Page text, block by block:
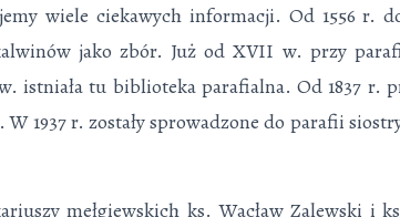
wiele ciekawych informacji. Od 1556 r.
jako zbór. Już od XVII w. przy
istniała tu biblioteka parafialna. Od 1837 r.
1937 r. zostały sprowadzone do parafii
mełgiewskich ks. Wacław Zalewski i